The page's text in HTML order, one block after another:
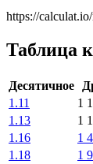
https://
Таблица
Десятичное
1.11
1
1.13
1
1.16
1
1.18
1